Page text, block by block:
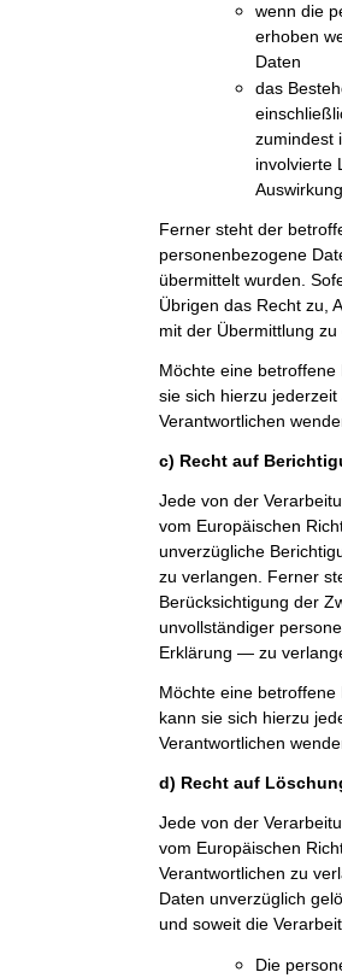
wenn die
erhoben
Daten
das
zumindest
involvierte
Ferner steht der
personenbezogene
übermittelt wurden.
Übrigen das Recht zu,
mit der Übermittlung zu
Möchte eine
sie sich hierzu
Verantwortlichen
c) Recht auf
Jede von der
vom Europäischen
unverzügliche
zu verlangen. Ferner
Berücksichtigung der
unvollständiger
Erklärung — zu
Möchte eine
kann sie sich hierzu
Verantwortlichen
d) Recht auf
Jede von der
vom Europäischen
Verantwortlichen zu
Daten unverzüglich
und soweit die
Die